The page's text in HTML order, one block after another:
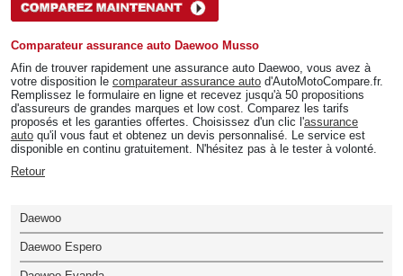
Comparateur assurance auto Daewoo Musso
Afin de trouver rapidement une assurance auto Daewoo, vous avez à
votre disposition le comparateur assurance auto d'AutoMotoCompare.fr.
Remplissez le formulaire en ligne et recevez jusqu'à 50 propositions
d'assureurs de grandes marques et low cost. Comparez les tarifs
proposés et les garanties offertes. Choisissez d'un clic l'assurance
auto qu'il vous faut et obtenez un devis personnalisé. Le service est
disponible en continu gratuitement. N'hésitez pas à le tester à volonté.
Retour
Daewoo
Daewoo Espero